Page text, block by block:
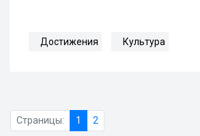
Достижения Культура
Страницы: 1 2